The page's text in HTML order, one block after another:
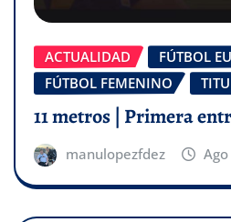
ACTUALIDAD
FÚTBOL
FÚTBOL FEMENINO
11 metros | Primera
manulopezfdez